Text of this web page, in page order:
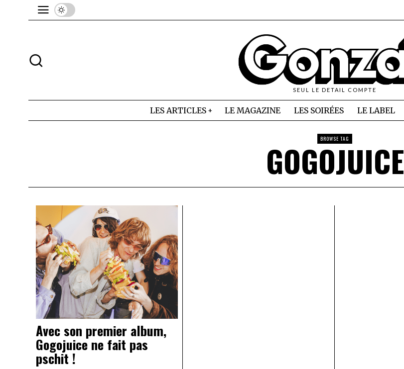
SEUL LE DETAIL COMPTE
LES ARTICLES LE MAGAZINE LES SOIRÉES LE LABEL
BROWSE TAG
GOGOJUICE
Avec son premier album,
Gogojuice ne fait pas
pschit !